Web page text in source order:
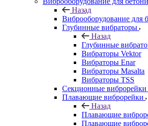
Назад
Виброоборудование для
Глубинные вибраторы
Назад
Глубинные
Вибраторы Vektor
Вибраторы Enar
Вибраторы Masalta
Вибраторы TSS
Секционные виброрейки
Плавающие виброрейки
Назад
Плавающие
Плавающие